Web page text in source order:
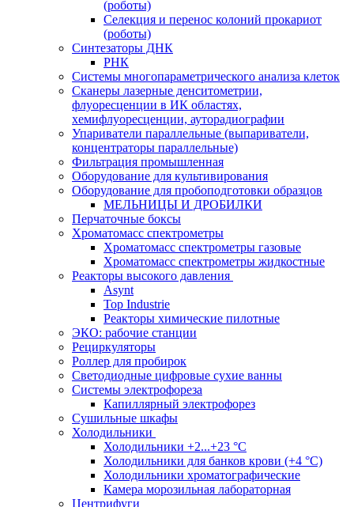
(роботы)
Селекция и перенос колоний прокариот
(роботы)
Синтезаторы ДНК
РНК
Системы многопараметрического анализа клеток
Сканеры лазерные денситометрии,
флуоресценции в ИК областях,
хемифлуоресценции, ауторадиографии
Упариватели параллельные (выпариватели,
концентраторы параллельные)
Фильтрация промышленная
Оборудование для культивирования
Оборудование для пробоподготовки образцов
МЕЛЬНИЦЫ И ДРОБИЛКИ
Перчаточные боксы
Хроматомасс спектрометры
Хроматомасс спектрометры газовые
Хроматомасс спектрометры жидкостные
Реакторы высокого давления
Asynt
Top Industrie
Реакторы химические пилотные
ЭКО: рабочие станции
Рециркуляторы
Роллер для пробирок
Светодиодные цифровые сухие ванны
Системы электрофореза
Капиллярный электрофорез
Сушильные шкафы
Холодильники
Холодильники +2...+23 °С
Холодильники для банков крови (+4 °С)
Холодильники хроматографические
Камера морозильная лабораторная
Центрифуги